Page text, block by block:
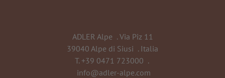
ADLER Alpe .Via Piz 11
39040 Alpe di Siusi . Italia
T. +39 0471 723000 .
info@adler-alpe.com